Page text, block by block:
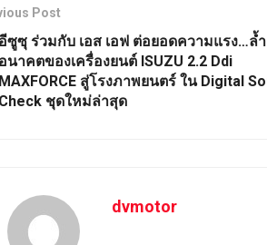
Post
อีซูซุ ร่วมกับ เอส เอฟ ต่อยอดความแรง…ล้ำ
อนาคตของเครื่องยนต์ ISUZU 2.2 Ddi
MAXFORCE สู่โรงภาพยนตร์ ใน Digital
Check ชุดใหม่ล่าสุด
dvmotor